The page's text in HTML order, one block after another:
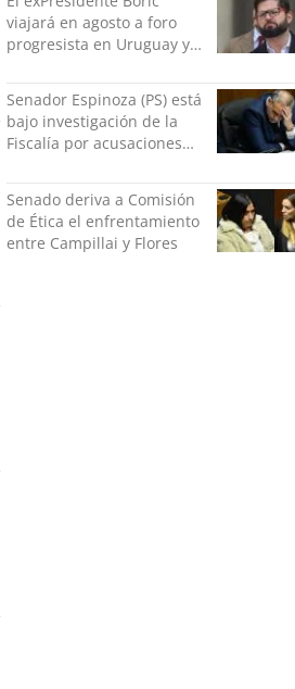
viajará en agosto a foro
progresista en Uruguay y
Senador Espinoza (PS) está
bajo investigación de la
Fiscalía por acusaciones
su pareja
Senado deriva a Comisión
de Ética el enfrentamiento
entre Campillai y Flores